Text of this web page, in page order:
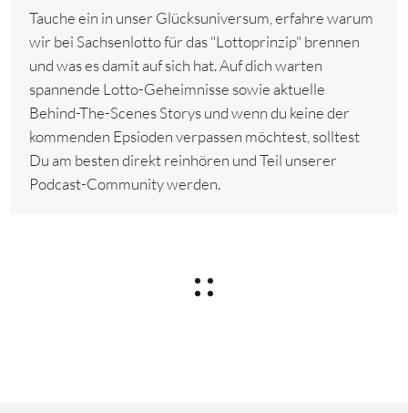
Tauche ein in unser Glücksuniversum, erfahre warum
wir bei Sachsenlotto für das "Lottoprinzip" brennen
und was es damit auf sich hat. Auf dich warten
spannende Lotto-Geheimnisse sowie aktuelle
Behind-The-Scenes Storys und wenn du keine der
kommenden Epsioden verpassen möchtest, solltest
Du am besten direkt reinhören und Teil unserer
Podcast-Community werden.